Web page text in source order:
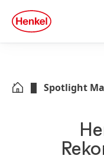
Zu Footer springen
quick
search
Spotlight